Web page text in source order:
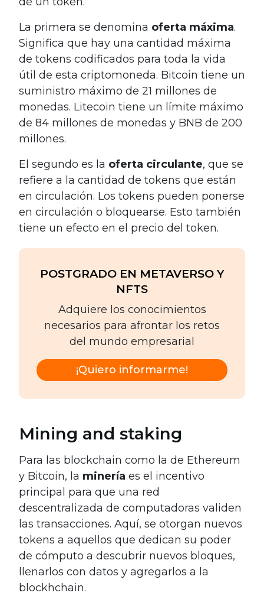
La primera se denomina oferta máxima.
Significa que hay una cantidad máxima
de tokens codificados para toda la vida
útil de esta criptomoneda. Bitcoin tiene un
suministro máximo de 21 millones de
monedas. Litecoin tiene un límite máximo
de 84 millones de monedas y BNB de 200
millones.
El segundo es la oferta circulante, que se
refiere a la cantidad de tokens que están
en circulación. Los tokens pueden ponerse
en circulación o bloquearse. Esto también
tiene un efecto en el precio del token.
POSTGRADO EN METAVERSO Y
NFTS
Adquiere los conocimientos
necesarios para afrontar los retos
del mundo empresarial
¡Quiero informarme!
Mining and staking
Para las blockchain como la de Ethereum
y Bitcoin, la minería es el incentivo
principal para que una red
descentralizada de computadoras validen
las transacciones. Aquí, se otorgan nuevos
tokens a aquellos que dedican su poder
de cómputo a descubrir nuevos bloques,
llenarlos con datos y agregarlos a la
blockhchain.